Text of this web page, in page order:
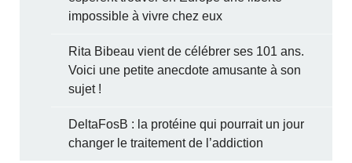
impossible à vivre chez eux
Rita Bibeau vient de célébrer ses 101 ans.
Voici une petite anecdote amusante à son
sujet !
DeltaFosB : la protéine qui pourrait un jour
changer le traitement de l’addiction